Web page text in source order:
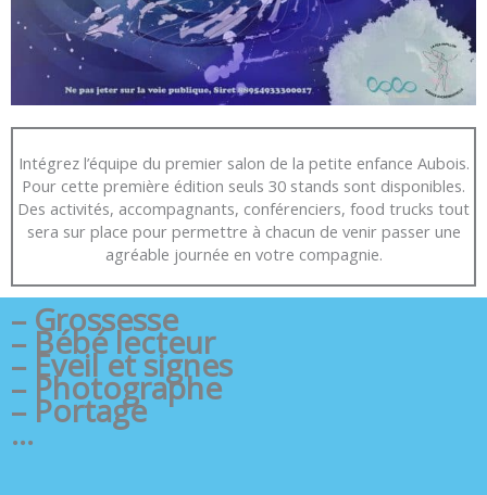
Intégrez l’équipe du premier salon de la petite enfance Aubois.
Pour cette première édition seuls 30 stands sont disponibles.
Des activités, accompagnants, conférenciers, food trucks tout
sera sur place pour permettre à chacun de venir passer une
agréable journée en votre compagnie.
– Grossesse
– Bébé lecteur
– Eveil et signes
– Photographe
– Portage
…